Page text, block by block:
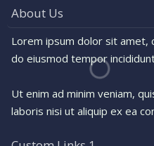
About Us
Lorem ipsum dolor sit amet,
do eiusmod tempor
Ut enim ad minim veniam,
laboris nisi ut aliquip ex ea